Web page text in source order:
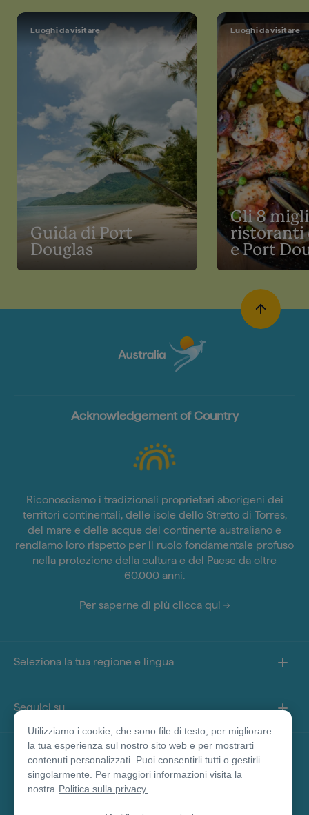
Luoghi da visitare
Guida di Port
Douglas
Luoghi da visitare
Gli 8
ristoranti
e Port
Acknowledgement of Country
Riconosciamo i tradizionali proprietari aborigeni dei
territori continentali, delle isole dello Stretto di Torres,
del mare e delle acque del continente australiano e
rendiamo loro rispetto per il ruolo fondamentale profuso
nella protezione della cultura e del Paese da oltre
60.000 anni.
Per saperne di più clicca qui
Seleziona la tua regione e lingua
Seguici su
Informazioni sul sito
Utilizziamo i cookie, che sono file di testo, per migliorare
la tua esperienza sul nostro sito web e per mostrarti
contenuti personalizzati. Puoi consentirli tutti o gestirli
singolarmente. Per maggiori informazioni visita la
nostra Politica sulla privacy.